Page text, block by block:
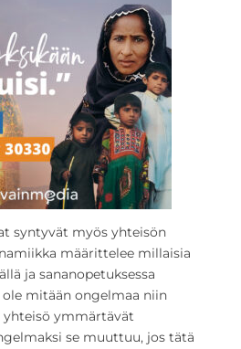
syntyvät myös yhteisön
määrittelee millaisia
ja sananopetuksessa
ole mitään ongelmaa niin
yhteisö ymmärtävät
se muuttuu, jos tätä